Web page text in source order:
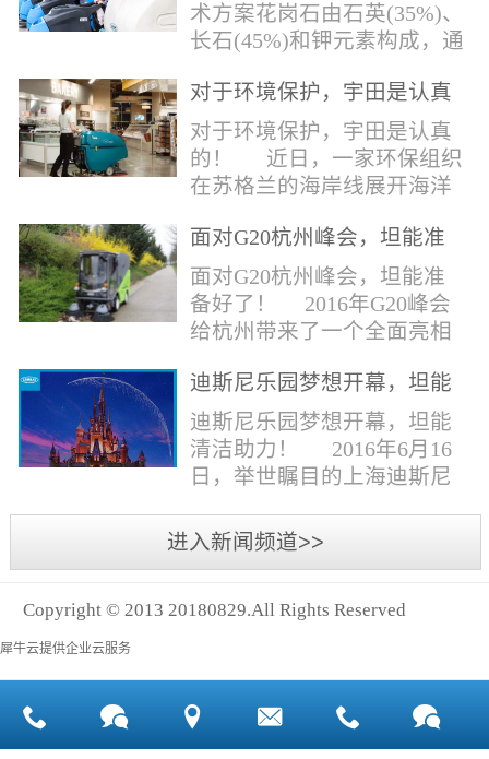
术方案花岗石由石英(35%)、
长石(45%)和钾元素构成，通
含有极少量的方解石，表面
能看出具有矿物颗粒的结晶
体，硬度比大理石硬，硬度
在6.5左右。维护比大理石容
染，花岗石的种类根据石英,
同。清洁公司花岗石晶面处
理技术方案有如下要点：
一、清洁设备、工具石材翻
新机、石材晶面处理机、吸
水吸尘器、吹风机、花岗
石...
对于环境保护，宇田是认真
的！
对于环境保护，宇田是认真
的！ 近日，一家环保组织
在苏格兰的海岸线展开海洋
洋塑料垃圾对英国海洋生物
所带来的影响。他们发现至
少有30个海滩存在塑料污染
的情况。 该组织发动当地
动中，希望以此提高公众对
理想中，大海...
面对G20杭州峰会，坦能准
备好了！
面对G20杭州峰会，坦能准
备好了！ 2016年G20峰会
给杭州带来了一个全面亮相
球国际组织和世界人民检阅
的一次大考。多国元首齐聚
杭州，在欣赏美丽西湖景色
的同事，第一印象就是杭州
览城是本次峰会举办的核心
区域，主要囊括了奥体中
心、国际博览中心、超高层
双塔酒店和地铁上盖物业，
迪斯尼乐园梦想开幕，坦能
清洁助力！
迪斯尼乐园梦想开幕，坦能
清洁助力！ 2016年6月16
日，举世瞩目的上海迪斯尼
奇想花园、探险岛、宝藏
湾、明日世界和梦幻世界，
开神秘面纱。根据迪斯尼官
球接待人数最多的迪斯尼乐
园！ 位于浦东新区川...
进入新闻频道>>
Copyright © 2013 20180829.All Rights Reserved
犀牛云提供企业云服务